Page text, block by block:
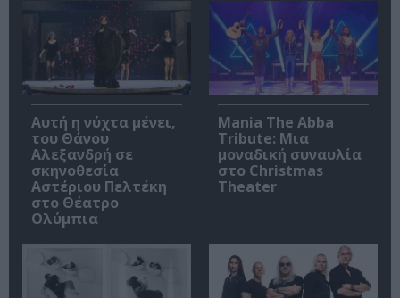
Αυτή η νύχτα μένει,
του Θάνου
Αλεξανδρή σε
σκηνοθεσία
Αστέριου Πελτέκη
στο Θέατρο
Ολύμπια
Mania The Abba
Tribute: Μια
μοναδική συναυλία
στο Christmas
Theater